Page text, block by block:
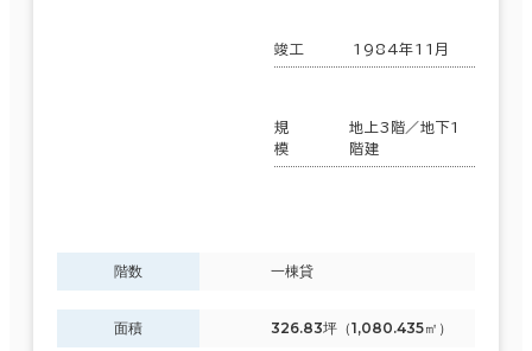
竣工 1984年11月
規
模
地上3階／地下1
階建
階数 一棟貸
面積 326.83坪（1,080.435㎡）